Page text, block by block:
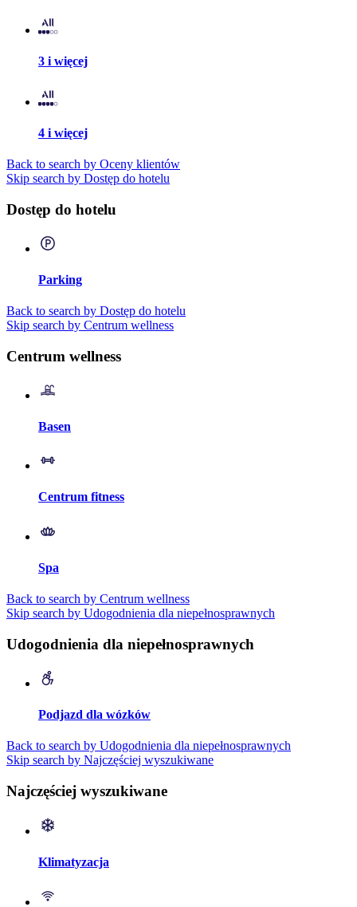
3 i więcej
4 i więcej
Back to search by Oceny klientów
Skip search by Dostęp do hotelu
Dostęp do hotelu
Parking
Back to search by Dostęp do hotelu
Skip search by Centrum wellness
Centrum wellness
Basen
Centrum fitness
Spa
Back to search by Centrum wellness
Skip search by Udogodnienia dla niepełnosprawnych
Udogodnienia dla niepełnosprawnych
Podjazd dla wózków
Back to search by Udogodnienia dla niepełnosprawnych
Skip search by Najczęściej wyszukiwane
Najczęściej wyszukiwane
Klimatyzacja